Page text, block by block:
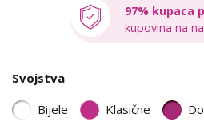
97% kupaca
kupovina na
Svojstva
Bijele Klasične